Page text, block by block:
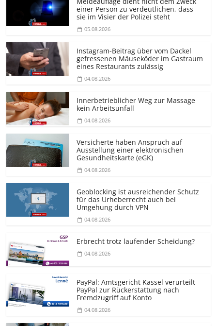
einer Person zu verdeutlichen, dass
sie im Visier der Polizei steht
05.08.2026
Instagram-Beitrag über vom Dackel
gefressenen Mäuseköder im Gastraum
eines Restaurants zulässig
04.08.2026
Innerbetrieblicher Weg zur Massage
kein Arbeitsunfall
04.08.2026
Versicherte haben Anspruch auf
Ausstellung einer elektronischen
Gesundheitskarte (eGK)
04.08.2026
Geoblocking ist ausreichender Schutz
für das Urheberrecht auch bei
Umgehung durch VPN
04.08.2026
Erbrecht trotz laufender Scheidung?
04.08.2026
PayPal: Amtsgericht Kassel verurteilt
PayPal zur Rückerstattung nach
Fremdzugriff auf Konto
04.08.2026